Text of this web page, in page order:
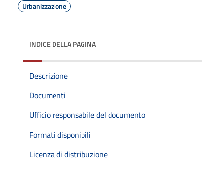
Urbanizzazione
INDICE DELLA PAGINA
Descrizione
Documenti
Ufficio responsabile del documento
Formati disponibili
Licenza di distribuzione